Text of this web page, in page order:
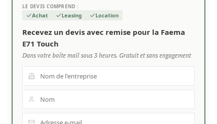
LE DEVIS COMPREND :
Achat Leasing Location
Recevez un devis avec remise pour la Faema
E71 Touch
Dans votre boîte mail sous 3 heures. Gratuit et sans engagement